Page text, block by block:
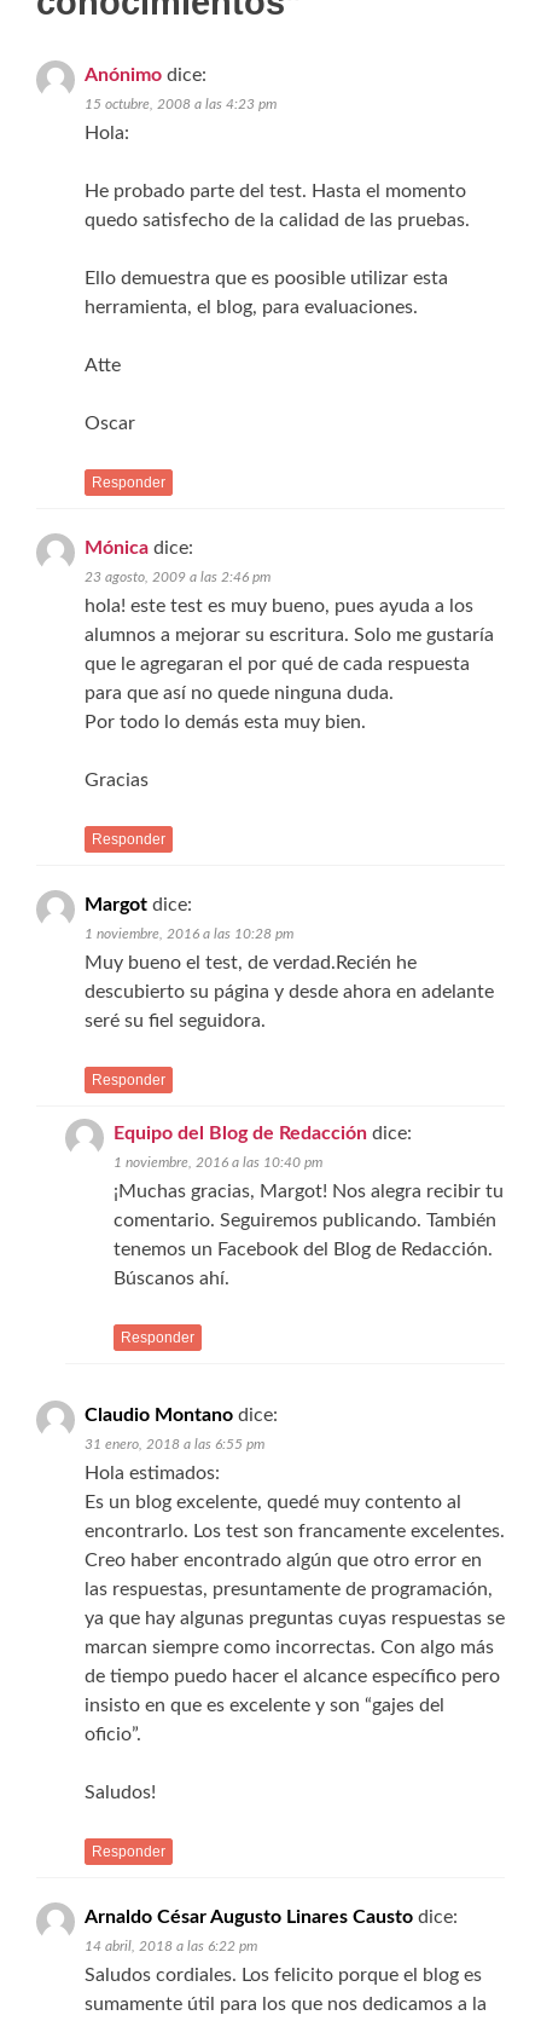
Anónimo dice:
15 octubre, 2008 a las 4:23 pm
Hola:
He probado parte del test. Hasta el momento
quedo satisfecho de la calidad de las pruebas.
Ello demuestra que es poosible utilizar esta
herramienta, el blog, para evaluaciones.
Atte
Oscar
Responder
Mónica dice:
23 agosto, 2009 a las 2:46 pm
hola! este test es muy bueno, pues ayuda a los
alumnos a mejorar su escritura. Solo me gustaría
que le agregaran el por qué de cada respuesta
para que así no quede ninguna duda.
Por todo lo demás esta muy bien.
Gracias
Responder
Margot dice:
1 noviembre, 2016 a las 10:28 pm
Muy bueno el test, de verdad.Recién he
descubierto su página y desde ahora en adelante
seré su fiel seguidora.
Responder
Equipo del Blog de Redacción dice:
1 noviembre, 2016 a las 10:40 pm
¡Muchas gracias, Margot! Nos alegra recibir tu
comentario. Seguiremos publicando. También
tenemos un Facebook del Blog de Redacción.
Búscanos ahí.
Responder
Claudio Montano dice:
31 enero, 2018 a las 6:55 pm
Hola estimados:
Es un blog excelente, quedé muy contento al
encontrarlo. Los test son francamente excelentes.
Creo haber encontrado algún que otro error en
las respuestas, presuntamente de programación,
ya que hay algunas preguntas cuyas respuestas se
marcan siempre como incorrectas. Con algo más
de tiempo puedo hacer el alcance específico pero
insisto en que es excelente y son “gajes del
oficio”.
Saludos!
Responder
Arnaldo César Augusto Linares Causto dice:
14 abril, 2018 a las 6:22 pm
Saludos cordiales. Los felicito porque el blog es
sumamente útil para los que nos dedicamos a la